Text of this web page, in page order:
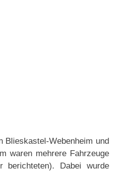
Blieskastel-Webenheim und
waren mehrere Fahrzeuge
berichteten). Dabei wurde